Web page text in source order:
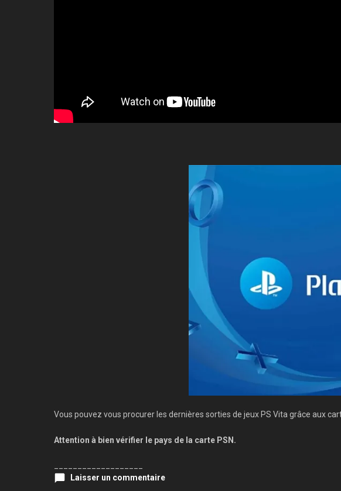
Vous pouvez vous procurer les dernières sorties de jeux PS Vita grâce aux
Attention à bien vérifier le pays de la carte PSN.
Laisser un commentaire